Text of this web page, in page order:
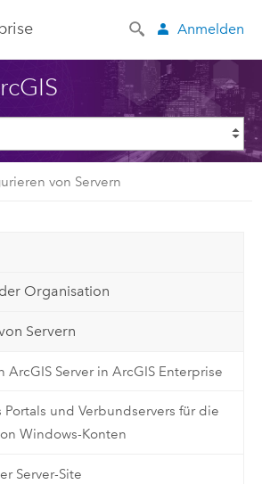
Anmelden
von Servern
Organisation
Servern
ArcGIS Server in ArcGIS Enterprise
und Verbundservers für die
Windows-Konten
Server-Site